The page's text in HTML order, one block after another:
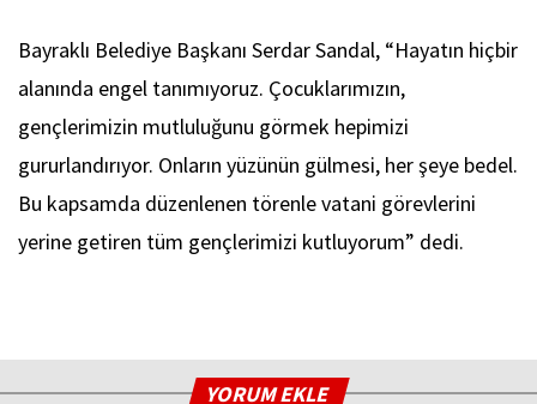
Bayraklı Belediye Başkanı Serdar Sandal, “Hayatın hiçbir
alanında engel tanımıyoruz. Çocuklarımızın,
gençlerimizin mutluluğunu görmek hepimizi
gururlandırıyor. Onların yüzünün gülmesi, her şeye bedel.
Bu kapsamda düzenlenen törenle vatani görevlerini
yerine getiren tüm gençlerimizi kutluyorum” dedi.
YORUM EKLE